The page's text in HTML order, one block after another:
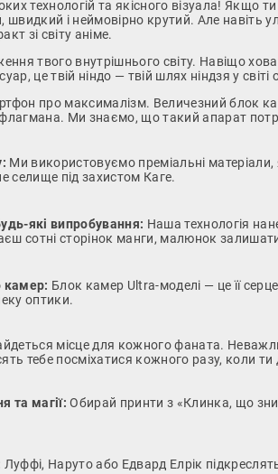
технологій та якісного візуала! Якщо
швидкий і неймовірно крутий. Але навіть
зі світу аніме.
твого внутрішнього світу. Навіщо
це твій ніндо — твій шлях ніндзя у світі
про максималізм. Величезний блок
флагмана. Ми знаємо, що такий апарат
Ми використовуємо преміальні
селище під захистом Каге.
які випробування: Наша технологія
сотні сторінок манги, малюнок
камер: Блок камер Ultra-моделі — це її
оптики.
місце для кожного фаната.
тебе посміхатися кожного разу, коли
та магії: Обирай принти з «Клинка, що
Луффі, Наруто або Едвард Елрік